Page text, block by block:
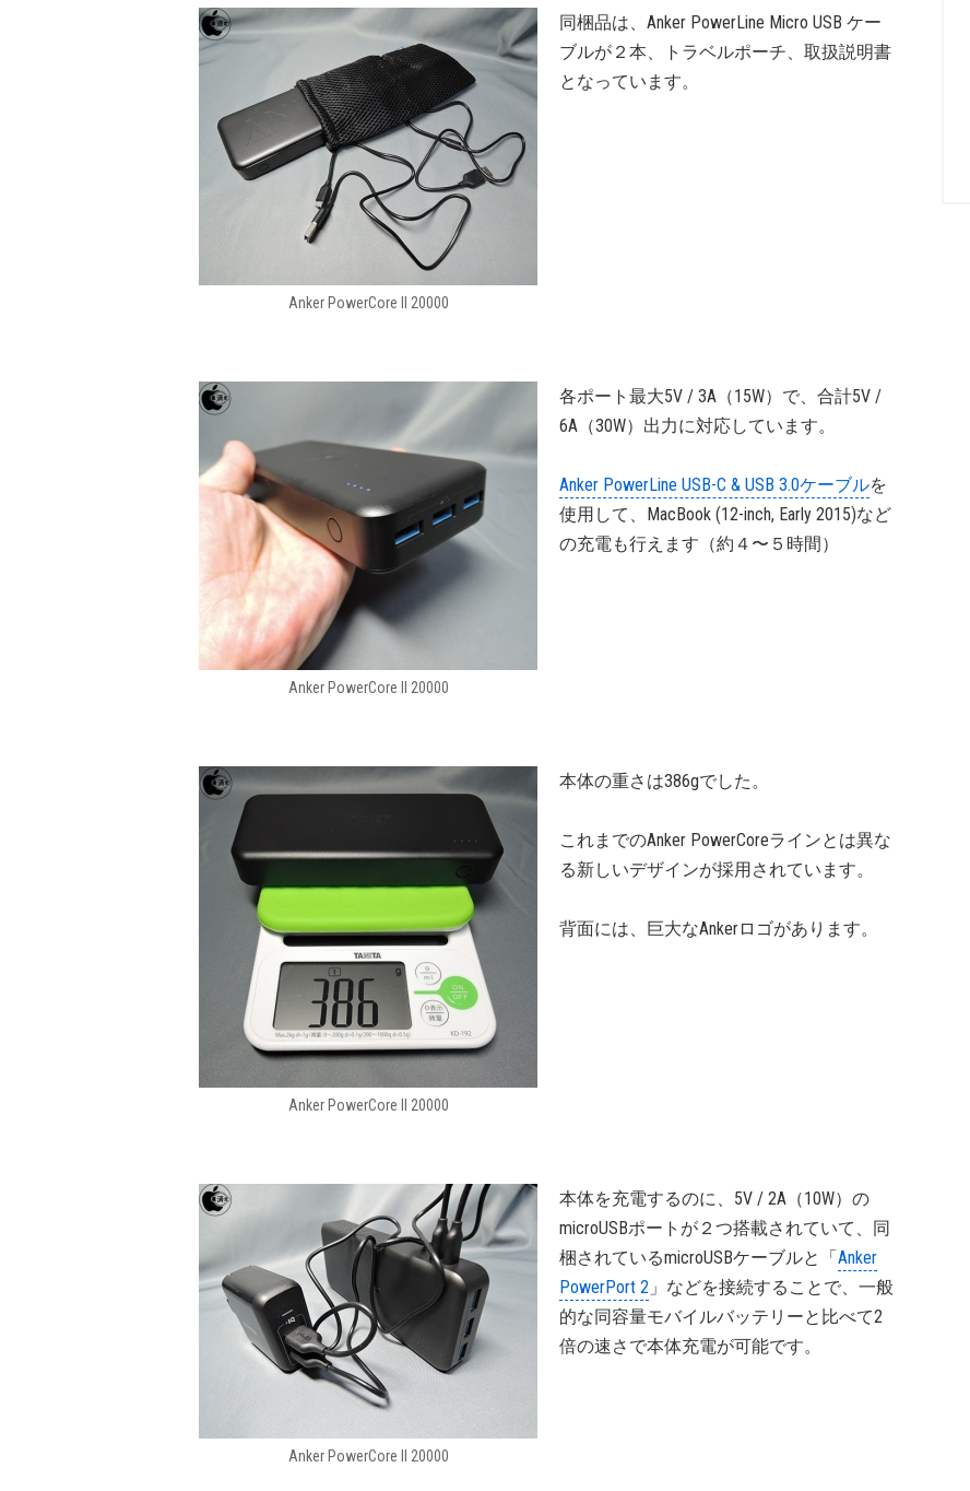
Anker PowerCore II 20000
同梱品は、Anker PowerLine Micro USB ケー
ブルが２本、トラベルポーチ、取扱説明書
となっています。
Anker PowerCore II 20000
各ポート最大5V / 3A（15W）で、合計5V /
6A（30W）出力に対応しています。
Anker PowerLine USB-C & USB 3.0ケーブルを
使用して、MacBook (12-inch, Early 2015)など
の充電も行えます（約４〜５時間）
Anker PowerCore II 20000
本体の重さは386gでした。
これまでのAnker PowerCoreラインとは異な
る新しいデザインが採用されています。
背面には、巨大なAnkerロゴがあります。
Anker PowerCore II 20000
本体を充電するのに、5V / 2A（10W）の
microUSBポートが２つ搭載されていて、同
梱されているmicroUSBケーブルと「Anker
PowerPort 2 」などを接続することで、一般
的な同容量モバイルバッテリーと比べて2
倍の速さで本体充電が可能です。